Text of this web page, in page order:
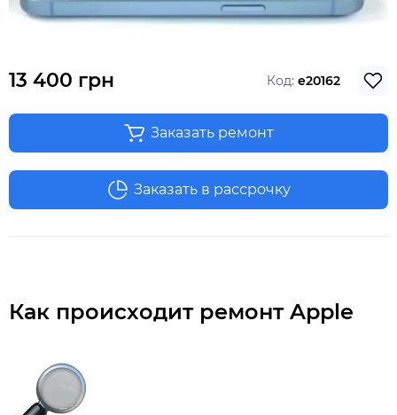
13 400 грн Код: e20162
Заказать ремонт
Заказать в рассрочку
Как происходит ремонт Apple